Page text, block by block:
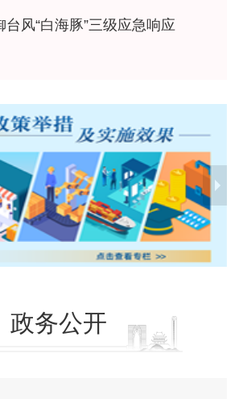
风“白海豚”三级应急响应
政务公开